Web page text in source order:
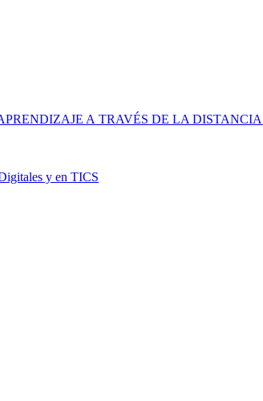
A TRAVÉS DE LA DISTANCIA
y en TICS